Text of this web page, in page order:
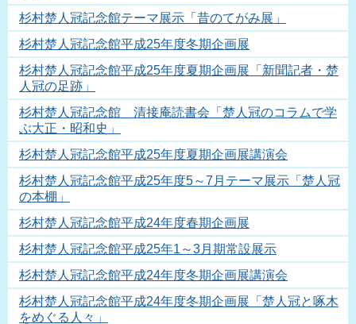
杉村楚人冠記念館テーマ展示「昔のてがみ展」
杉村楚人冠記念館平成25年度冬期企画展
杉村楚人冠記念館平成25年度夏期企画展「新聞記者・楚
人冠の足跡」
杉村楚人冠記念館 清接庵読書会「楚人冠のコラムで学
ぶ大正・昭和史」
杉村楚人冠記念館平成25年度夏期企画展講演会
杉村楚人冠記念館平成25年度5～7月テーマ展示「楚人冠
の本棚」
杉村楚人冠記念館平成24年度春期企画展
杉村楚人冠記念館平成25年1～3月期常設展示
杉村楚人冠記念館平成24年度冬期企画展講演会
杉村楚人冠記念館平成24年度冬期企画展「楚人冠と啄木
をめぐる人々」